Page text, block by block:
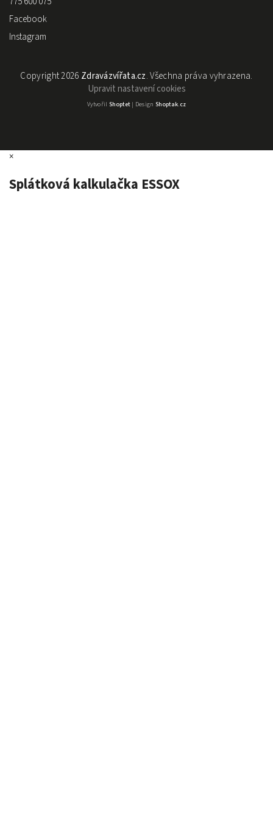
Facebook
Instagram
Copyright 2026 Zdravázvířata.cz. Všechna práva vyhrazena.
Upravit nastavení cookies
Vytvořil Shoptet| Design Shoptak.cz
×
Splátková kalkulačka ESSOX